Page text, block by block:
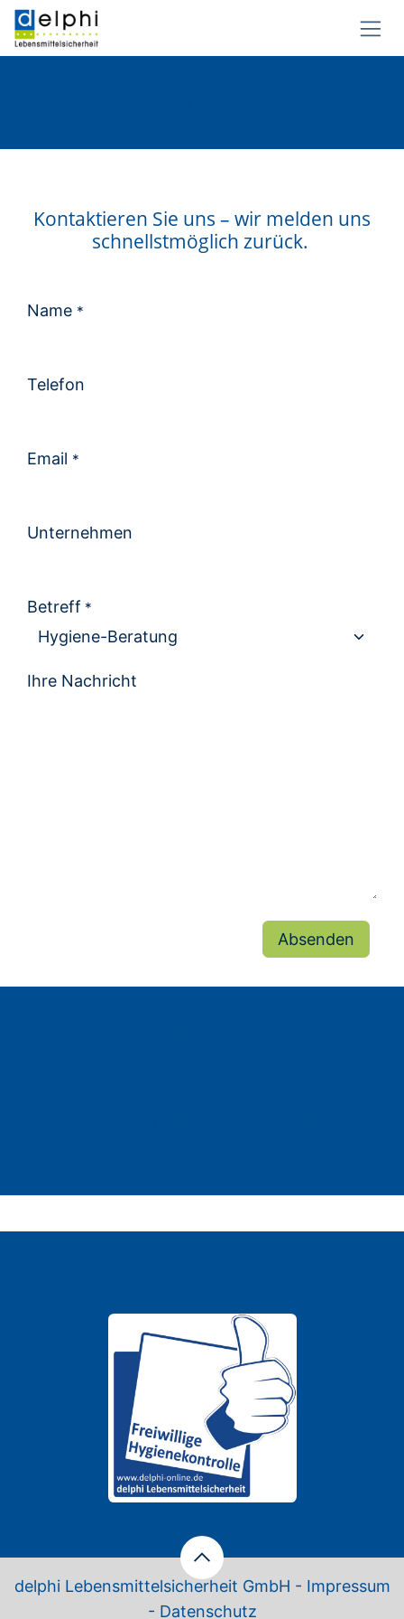
Zum Inhalt springen
​​Kontaktieren Sie uns – wir melden uns
schnellstmöglich zurück.
Name *
Telefon
Email *
Unternehmen
Betreff *
Ihre Nachricht
Absenden
delphi Lebensmittelsicherheit GmbH - Impressum
- Datenschutz